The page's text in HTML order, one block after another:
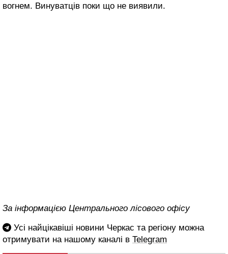
вогнем. Винуватців поки що не виявили.
За інформацією Центрального лісового офісу
Усі найцікавіші новини Черкас та регіону можна
отримувати на нашому каналі в Telegram